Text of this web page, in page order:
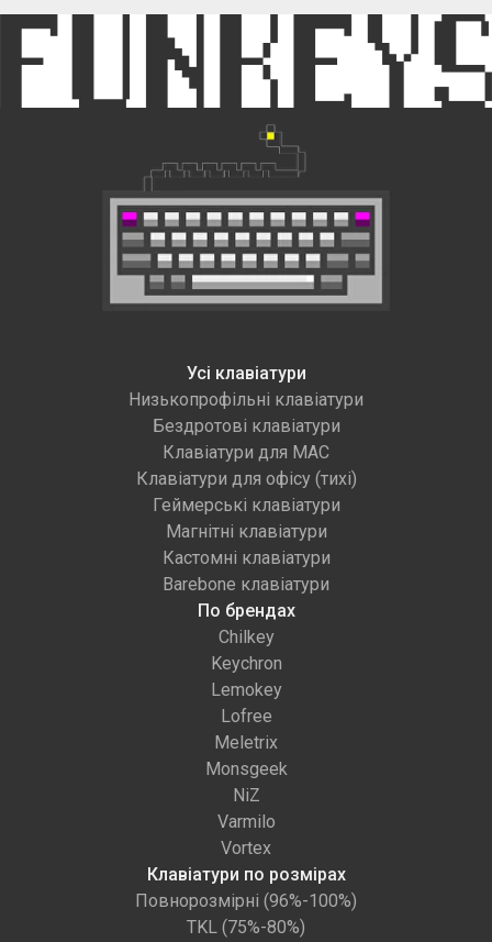
Усі клавіатури
Низькопрофільні клавіатури
Бездротові клавіатури
Клавіатури для MAC
Клавіатури для офісу (тихі)
Геймерські клавіатури
Магнітні клавіатури
Кастомні клавіатури
Barebone клавіатури
По брендах
Chilkey
Keychron
Lemokey
Lofree
Meletrix
Monsgeek
NiZ
Varmilo
Vortex
Клавіатури по розмірах
Повнорозмірні (96%-100%)
TKL (75%-80%)